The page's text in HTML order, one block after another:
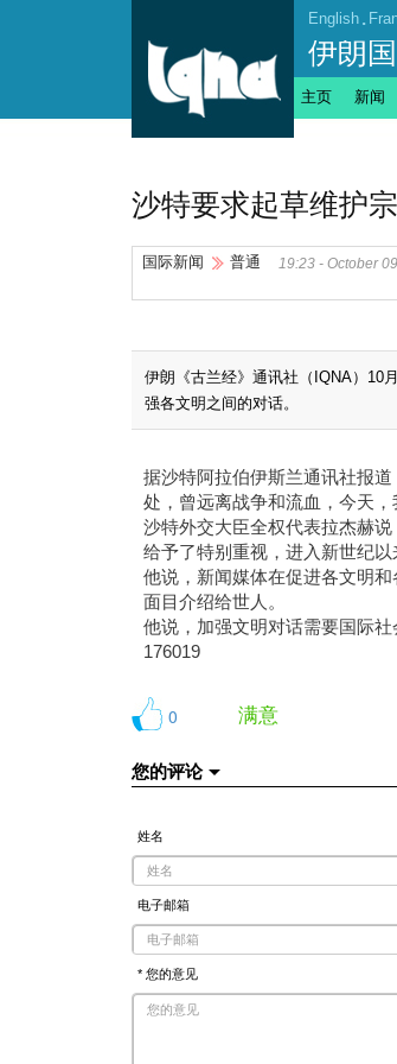
English .
伊朗
主页 新闻
沙特要求起草维护
国际新闻 普通
19:23 - October
伊朗《古兰经》通讯社（IQNA）10
强各文明之间的对话。
据沙特阿拉伯伊斯兰通讯社报
处，曾远离战争和流血，今天
沙特外交大臣全权代表拉杰赫
给予了特别重视，进入新世纪
他说，新闻媒体在促进各文明
面目介绍给世人。
他说，加强文明对话需要国际
176019
0 满意
您的评论
姓名
电子邮箱
* 您的意见